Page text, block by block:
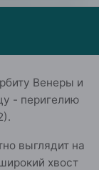
Венеры и
- перигелию
выглядит на
хвост